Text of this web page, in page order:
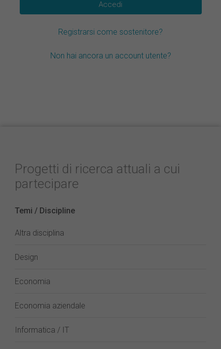
Registrarsi come sostenitore?
Non hai ancora un account utente?
Progetti di ricerca attuali a cui
partecipare
Temi / Discipline
Altra disciplina
Design
Economia
Economia aziendale
Informatica / IT
Français